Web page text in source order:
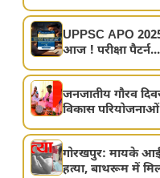
UPPSC APO
आज ! परीक्षा पैटर्न...
जनजातीय गौरव
विकास
गोरखपुर: मायके आई
हत्या, बाथरूम में